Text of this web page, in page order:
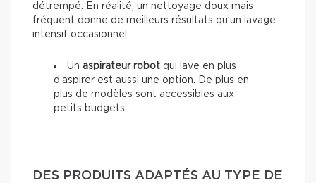
détrempé. En réalité, un nettoyage doux mais
fréquent donne de meilleurs résultats qu’un lavage
intensif occasionnel.
Un aspirateur robot qui lave en plus
d’aspirer est aussi une option. De plus en
plus de modèles sont accessibles aux
petits budgets.
DES PRODUITS ADAPTÉS AU TYPE DE